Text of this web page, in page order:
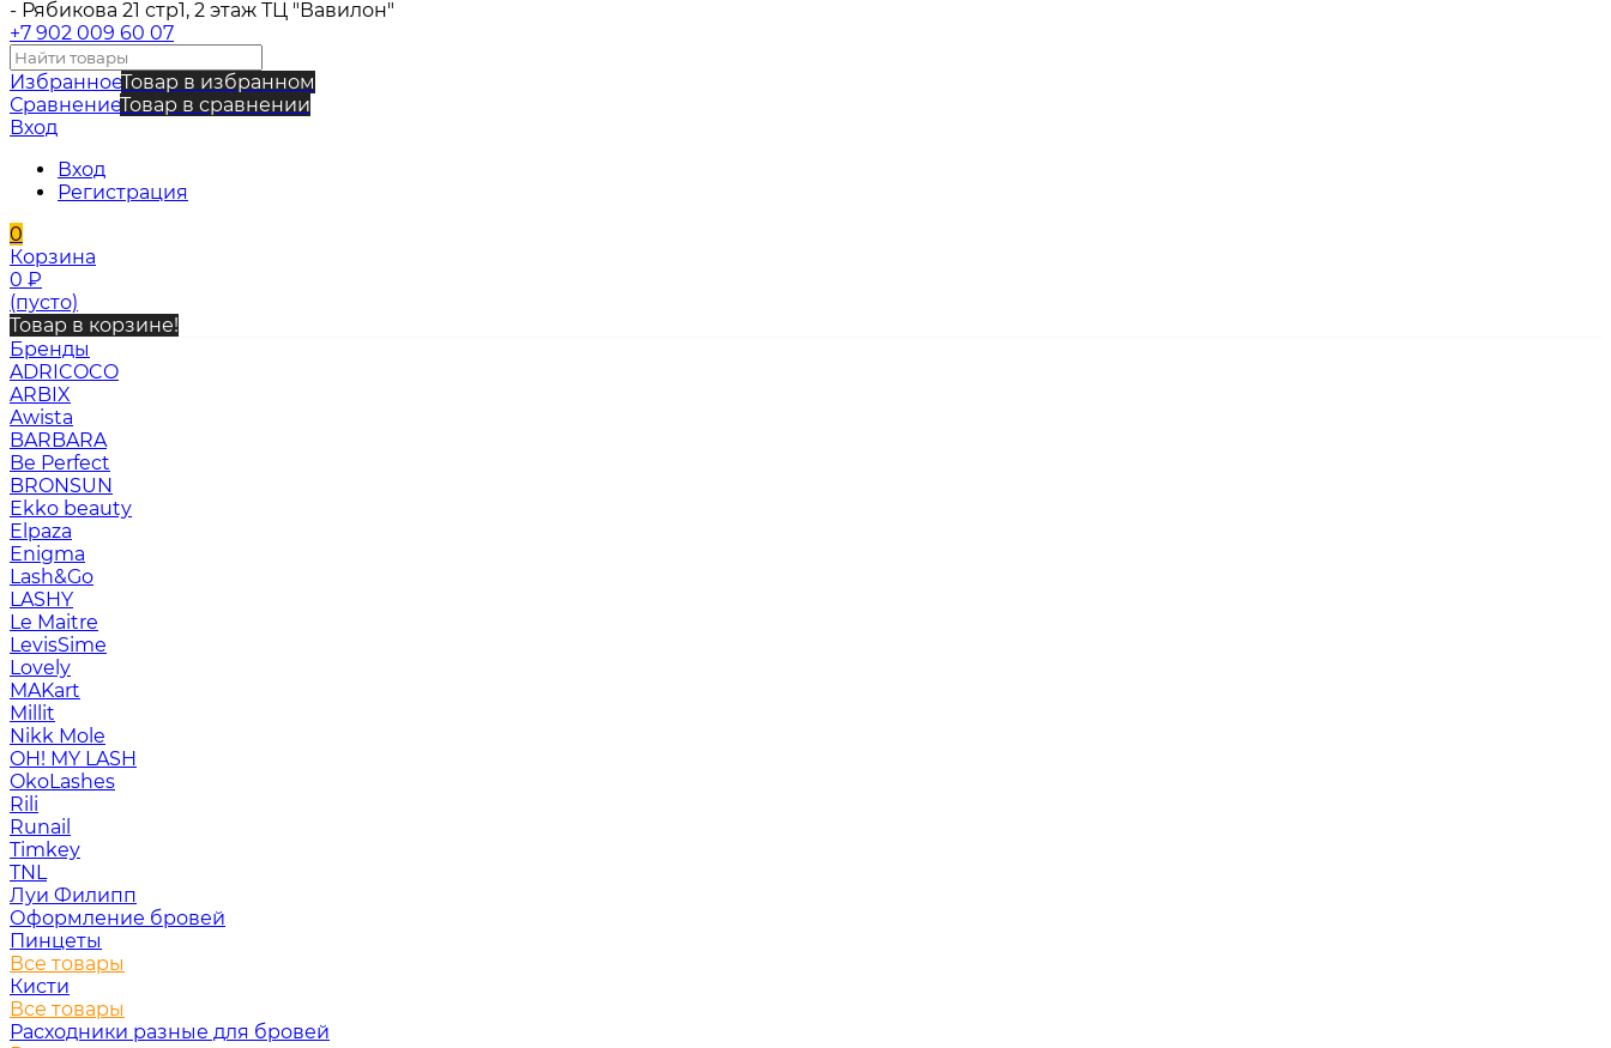
- Рябикова 21 стр1, 2 этаж ТЦ "Вавилон"
+7 902 009 60 07
ИзбранноеТовар в избранном
СравнениеТовар в сравнении
Вход
Вход
Регистрация
0
Корзина
0 ₽
(пусто)
Товар в корзине!
Бренды
ADRICOCO
ARBIX
Awista
BARBARA
Be Perfect
BRONSUN
Ekko beauty
Elpaza
Enigma
Lash&Go
LASHY
Le Maitre
LevisSime
Lovely
MAKart
Millit
Nikk Mole
OH! MY LASH
OkoLashes
Rili
Runail
Timkey
TNL
Луи Филипп
Оформление бровей
Пинцеты
Все товары
Кисти
Все товары
Расходники разные для бровей